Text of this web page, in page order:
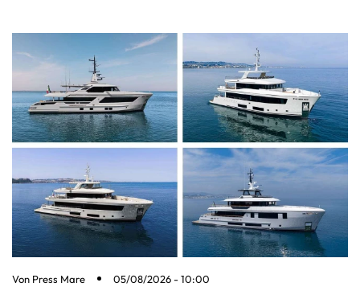
Von Press Mare 05/08/2026 - 10:00